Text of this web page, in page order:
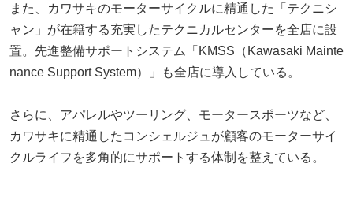
また、カワサキのモーターサイクルに精通した「テクニシ
ャン」が在籍する充実したテクニカルセンターを全店に設
置。先進整備サポートシステム「KMSS（Kawasaki Mainte
nance Support System）」も全店に導入している。
さらに、アパレルやツーリング、モータースポーツなど、
カワサキに精通したコンシェルジュが顧客のモーターサイ
クルライフを多角的にサポートする体制を整えている。